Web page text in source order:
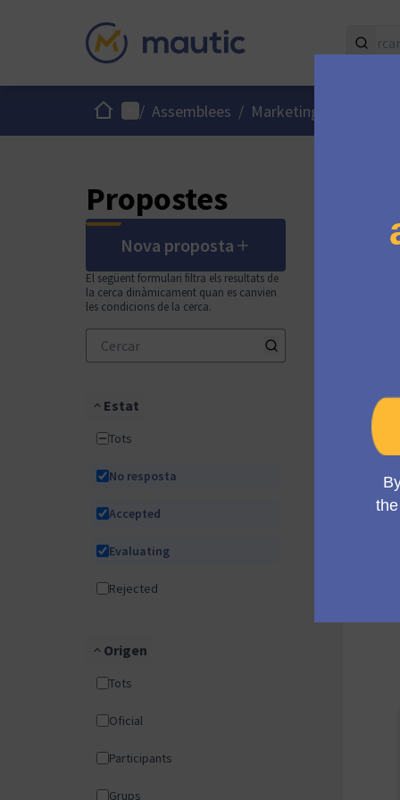
Inici Menú principal
/ Assemblees / Marketing Team
Propostes
Nova proposta
El següent formulari filtra els resultats de
la cerca dinàmicament quan es canvien
les condicions de la cerca.
Estat
Tots
No resposta
Accepted
Evaluating
Rejected
Origen
Tots
Oficial
Participants
Grups